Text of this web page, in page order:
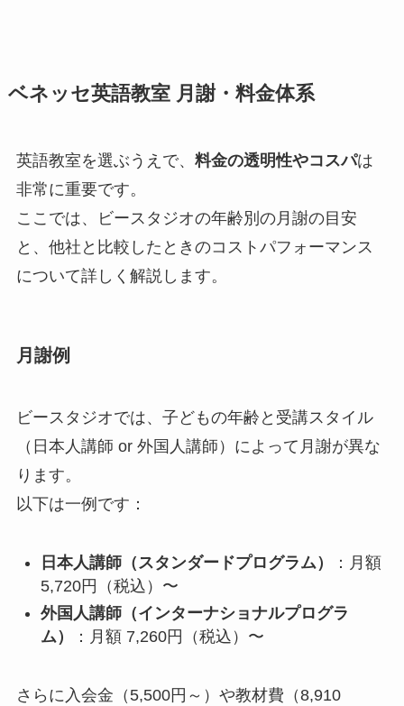
ベネッセ英語教室 月謝・料金体系
英語教室を選ぶうえで、 料金の透明性やコスパは
非常に重要です。
ここでは、ビースタジオの年齢別の月謝の目安
と、他社と比較したときのコストパフォーマンス
について詳しく解説します。
月謝例
ビースタジオでは、子どもの年齢と受講スタイル
（日本人講師 or 外国人講師）によって月謝が異な
ります。
以下は一例です：
日本人講師（スタンダードプログラム）
：月額
5,720円（税込）〜
外国人講師（インターナショナルプログラ
ム）
：月額 7,260円（税込）〜
さらに入会金（5,500円～）や教材費（8,910